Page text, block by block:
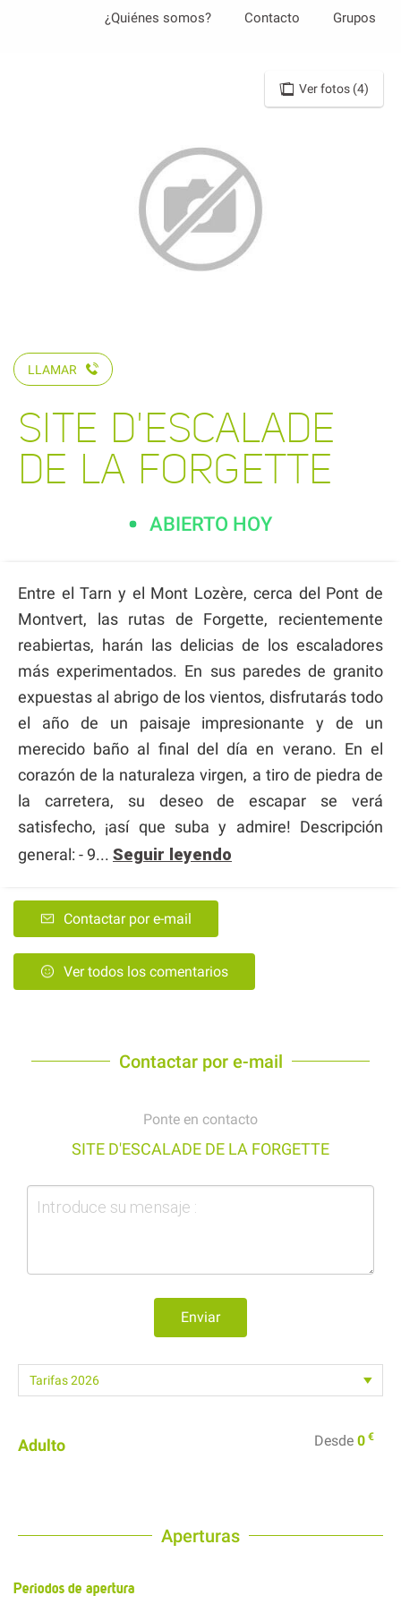
¿Quiénes somos? Contacto Grupos
Ver fotos (4)
LLAMAR
SITE D'ESCALADE
DE LA FORGETTE
ABIERTO HOY
Entre el Tarn y el Mont Lozère, cerca del Pont de
Montvert, las rutas de Forgette, recientemente
reabiertas, harán las delicias de los escaladores
más experimentados. En sus paredes de granito
expuestas al abrigo de los vientos, disfrutarás todo
el año de un paisaje impresionante y de un
merecido baño al final del día en verano. En el
corazón de la naturaleza virgen, a tiro de piedra de
la carretera, su deseo de escapar se verá
satisfecho, ¡así que suba y admire! Descripción
general: - 9... Seguir leyendo
Contactar por e-mail
Ver todos los comentarios
Contactar por e-mail
Ponte en contacto
SITE D'ESCALADE DE LA FORGETTE
Enviar
Adulto Desde 0 €
Aperturas
Periodos de apertura